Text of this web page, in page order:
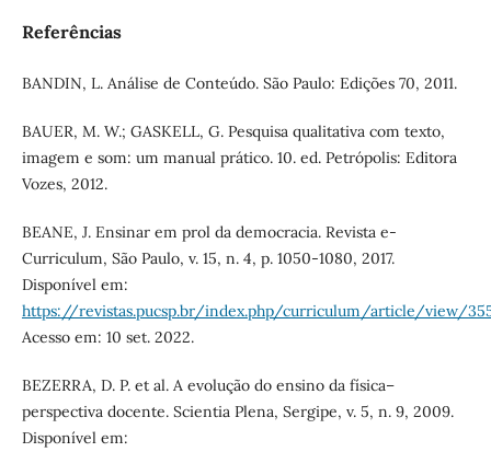
Referências
BANDIN, L. Análise de Conteúdo. São Paulo: Edições 70, 2011.
BAUER, M. W.; GASKELL, G. Pesquisa qualitativa com texto,
imagem e som: um manual prático. 10. ed. Petrópolis: Editora
Vozes, 2012.
BEANE, J. Ensinar em prol da democracia. Revista e-
Curriculum, São Paulo, v. 15, n. 4, p. 1050-1080, 2017.
Disponível em:
https://revistas.pucsp.br/index.php/curriculum/article/view/
Acesso em: 10 set. 2022.
BEZERRA, D. P. et al. A evolução do ensino da física–
perspectiva docente. Scientia Plena, Sergipe, v. 5, n. 9, 2009.
Disponível em: